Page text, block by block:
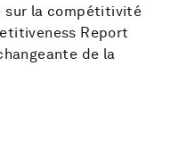
sur la compétitivité
Report
de la